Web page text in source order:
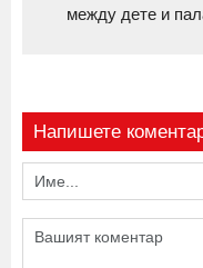
между дете и
Напишете